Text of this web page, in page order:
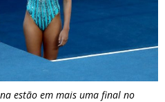
estão em mais uma final no